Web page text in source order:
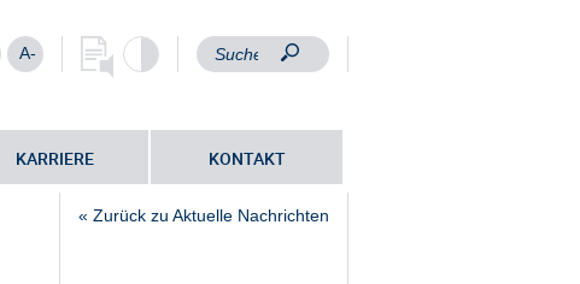
A-
KARRIERE KONTAKT
« Zurück zu Aktuelle Nachrichten